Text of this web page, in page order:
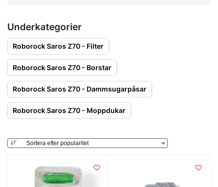
Underkategorier
Roborock Saros Z70 - Filter
Roborock Saros Z70 - Borstar
Roborock Saros Z70 - Dammsugarpåsar
Roborock Saros Z70 - Moppdukar